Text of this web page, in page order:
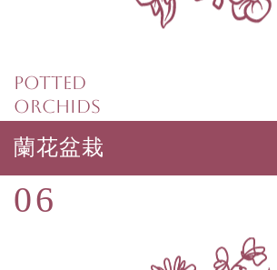
Potted
Orchids
蘭花盆栽